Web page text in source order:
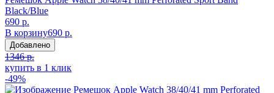
Black/Blue
690 р.
В корзину690 р.
Добавлено
1346 р.
купить в 1 клик
-49%